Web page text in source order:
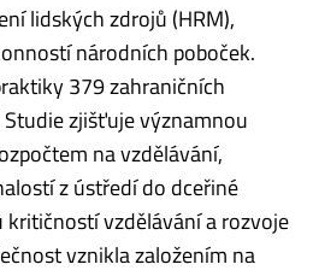
lidských zdrojů (HRM),
národních poboček.
379 zahraničních
zjišťuje významnou
na vzdělávání,
z ústředí do dceřiné
vzdělávání a rozvoje
vznikla založením na